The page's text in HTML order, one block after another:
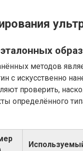
методов
с искусственно
проверить,
определённого